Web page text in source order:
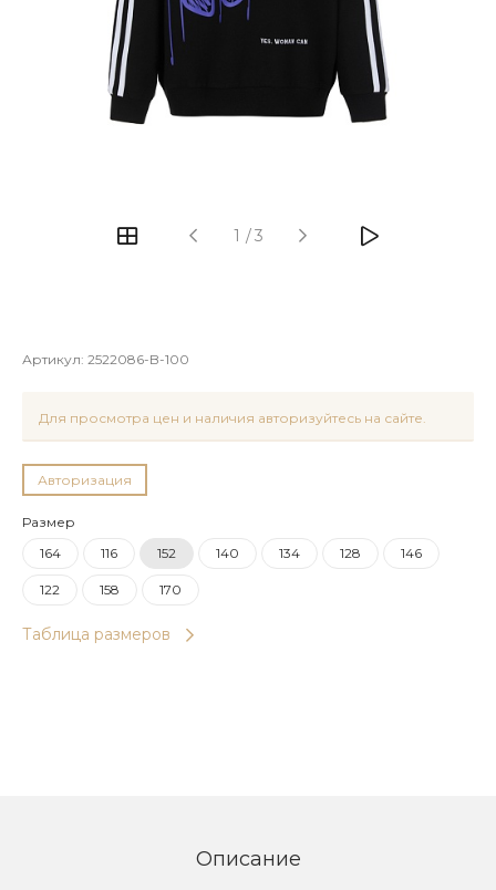
1 /3
Артикул: 2522086-B-100
Для просмотра цен и наличия авторизуйтесь на сайте.
Авторизация
Размер
164
116 152 140 134 128 146
122 158 170
Таблица размеров
Описание